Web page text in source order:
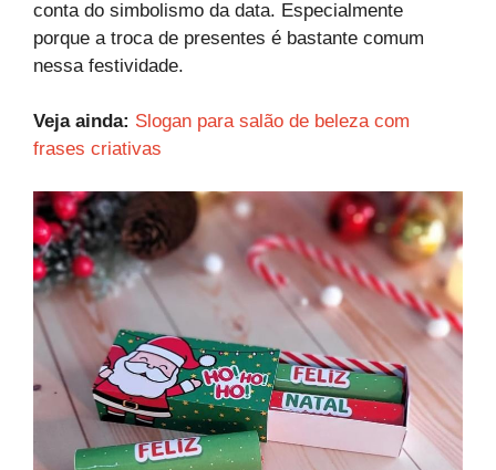
conta do simbolismo da data. Especialmente
porque a troca de presentes é bastante comum
nessa festividade.
Veja ainda: Slogan para salão de beleza com
frases criativas